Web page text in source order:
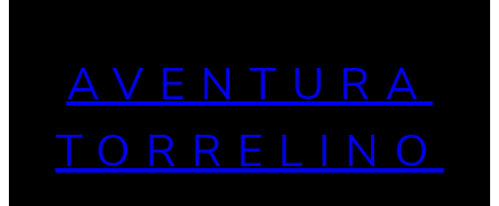
AVENTURA
TORRELINO